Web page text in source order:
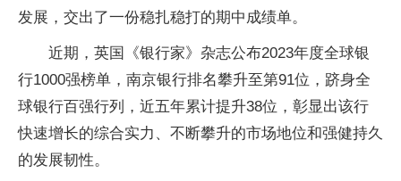
发展，交出了一份稳扎稳打的期中成绩单。
近期，英国《银行家》杂志公布2023年度全球银
行1000强榜单，南京银行排名攀升至第91位，跻身全
球银行百强行列，近五年累计提升38位，彰显出该行
快速增长的综合实力、不断攀升的市场地位和强健持久
的发展韧性。